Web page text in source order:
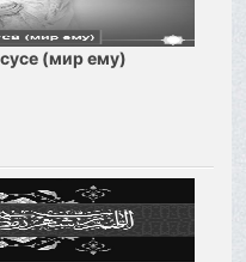
(мир ему)